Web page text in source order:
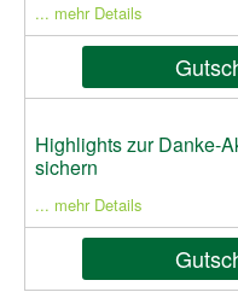
... mehr Details
Highlights zur Danke-
sichern
... mehr Details